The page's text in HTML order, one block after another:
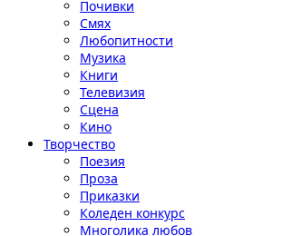
Почивки
Смях
Любопитности
Музика
Книги
Телевизия
Сцена
Кино
Творчество
Поезия
Проза
Приказки
Коледен конкурс
Многолика любов